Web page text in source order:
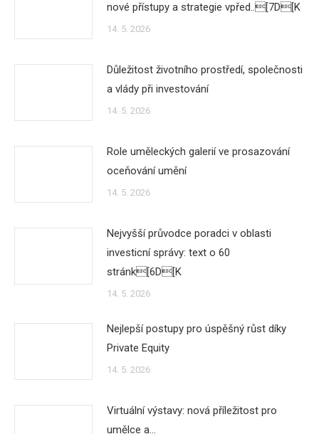
nové přístupy a strategie vpřed..[7D[K
14. 5. 2026
Důležitost životního prostředí, společnosti
a vlády při investování
14. 5. 2026
Role uměleckých galerií ve prosazování
oceňování umění
14. 5. 2026
Nejvyšší průvodce poradci v oblasti
investicní správy: text o 60
stránk[6D[K
14. 5. 2026
Nejlepší postupy pro úspěšný růst díky
Private Equity
14. 5. 2026
Virtuální výstavy: nová příležitost pro
umělce a…